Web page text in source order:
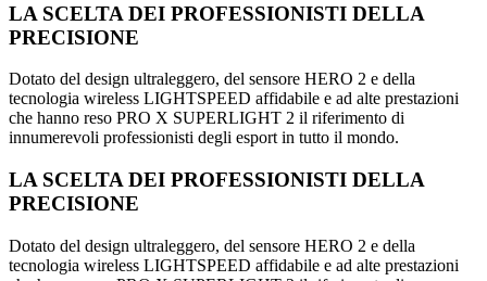
LA SCELTA DEI PROFESSIONISTI DELLA
PRECISIONE
Dotato del design ultraleggero, del sensore HERO 2 e della
tecnologia wireless LIGHTSPEED affidabile e ad alte prestazioni
che hanno reso PRO X SUPERLIGHT 2 il riferimento di
innumerevoli professionisti degli esport in tutto il mondo.
LA SCELTA DEI PROFESSIONISTI DELLA
PRECISIONE
Dotato del design ultraleggero, del sensore HERO 2 e della
tecnologia wireless LIGHTSPEED affidabile e ad alte prestazioni